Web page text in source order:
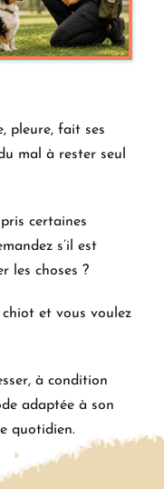
pleure, fait ses
mal à rester seul
certaines
s’il est
les choses ?
chiot et vous voulez
à condition
adaptée à son
quotidien.